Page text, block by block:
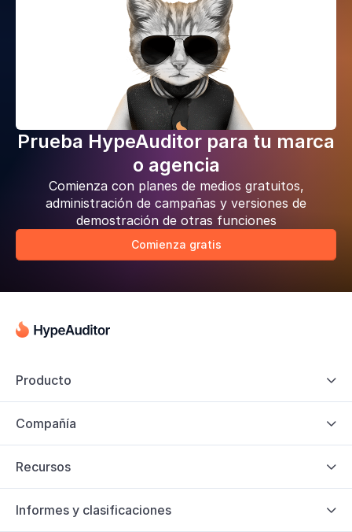
Prueba HypeAuditor para tu marca
o agencia
Comienza con planes de medios gratuitos,
administración de campañas y versiones de
demostración de otras funciones
Comienza gratis
Producto 
Compañía 
Recursos 
Informes y clasificaciones 